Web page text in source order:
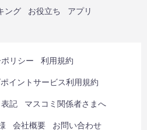
ング お役立ち アプリ
リシー 利用規約
イントサービス利用規約
記 マスコミ関係者さまへ
会社概要 お問い合わせ